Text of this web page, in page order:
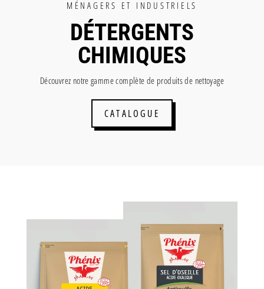
MÉNAGERS ET INDUSTRIELS
DÉTERGENTS
CHIMIQUES
Découvrez notre gamme complète de produits de nettoyage
CATALOGUE